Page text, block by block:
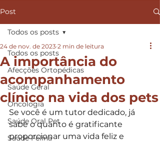
Post
Todos os posts
Afecções Ortopédicas
Saúde Geral
Oncologia
Saúde Oral Pet
Saúde Felina
Todos os posts
A importância do
acompanhamento
clínico na vida dos pets
24 de nov. de 2023 2 min de leitura
Se você é um tutor dedicado, já
sabe o quanto é gratificante
proporcionar uma vida feliz e